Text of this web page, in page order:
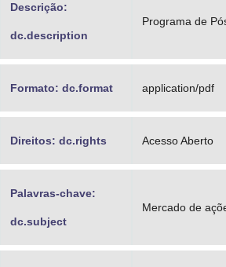
Descrição:
dc.description
Programa de
Formato: dc.format application/pdf
Direitos: dc.rights Acesso Aberto
Palavras-chave:
dc.subject
Mercado de